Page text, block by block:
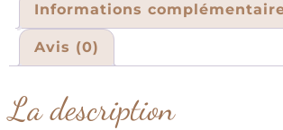
Informations
Avis (0)
La description